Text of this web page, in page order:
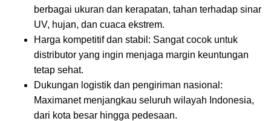
berbagai ukuran dan kerapatan, tahan terhadap sinar
UV, hujan, dan cuaca ekstrem.
Harga kompetitif dan stabil: Sangat cocok untuk
distributor yang ingin menjaga margin keuntungan
tetap sehat.
Dukungan logistik dan pengiriman nasional:
Maximanet menjangkau seluruh wilayah Indonesia,
dari kota besar hingga pedesaan.